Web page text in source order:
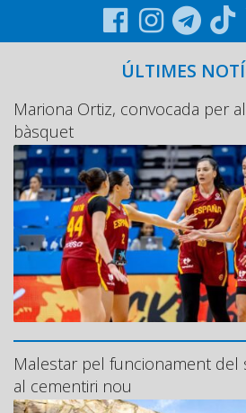
ÚLTIMES
Mariona Ortiz, convocada per
bàsquet
Malestar pel funcionament del
al cementiri nou